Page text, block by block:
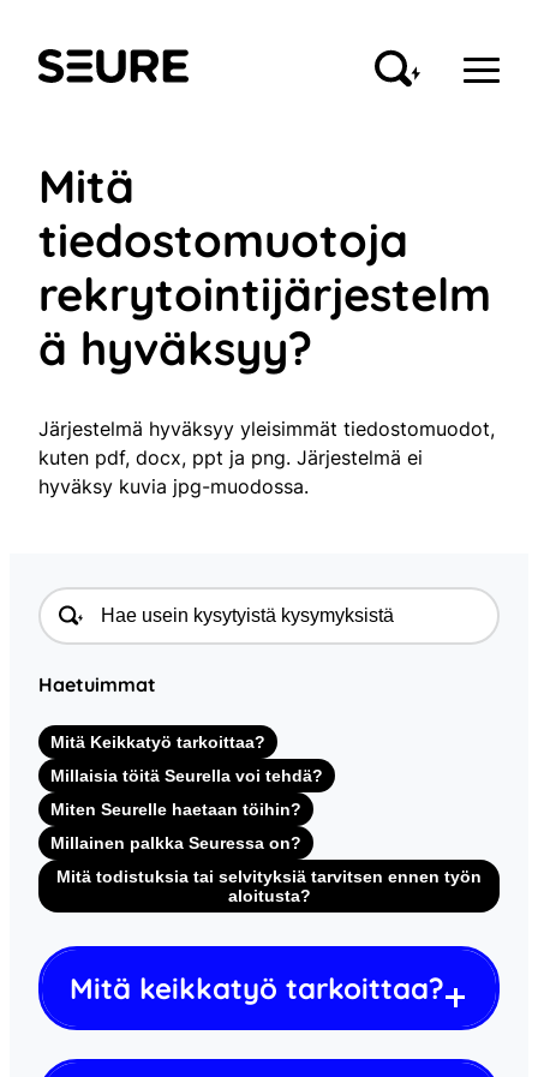
sisältöön
Seure
Mitä
tiedostomuotoja
rekrytointijärjestelm
ä hyväksyy?
Järjestelmä hyväksyy yleisimmät tiedostomuodot,
kuten pdf, docx, ppt ja png. Järjestelmä ei
hyväksy kuvia jpg-muodossa.
Haetuimmat
Mitä Keikkatyö tarkoittaa?
Millaisia töitä Seurella voi tehdä?
Miten Seurelle haetaan töihin?
Millainen palkka Seuressa on?
Mitä todistuksia tai selvityksiä tarvitsen ennen työn
aloitusta?
Mitä keikkatyö tarkoittaa?